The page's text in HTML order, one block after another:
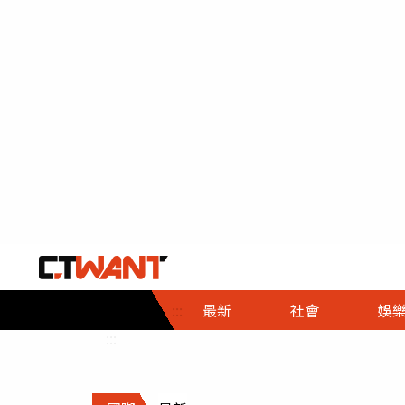
::: 最新 社會
社會首頁
時事
調查
娛樂
娛樂首頁
即時
財經首頁
熱線
政